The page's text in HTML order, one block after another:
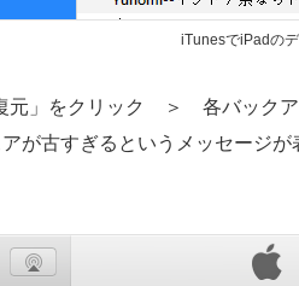
iTunesでiPadの
元」をクリック ＞ 各バック
が古すぎるというメッセージが